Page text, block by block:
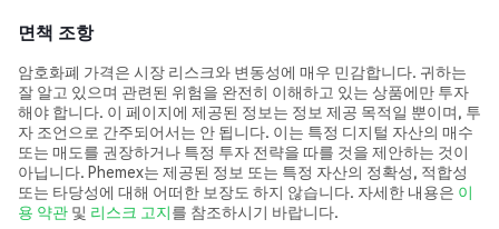
면책 조항
암호화폐 가격은 시장 리스크와 변동성에 매우 민감합니다. 귀하는
잘 알고 있으며 관련된 위험을 완전히 이해하고 있는 상품에만 투자
해야 합니다. 이 페이지에 제공된 정보는 정보 제공 목적일 뿐이며, 투
자 조언으로 간주되어서는 안 됩니다. 이는 특정 디지털 자산의 매수
또는 매도를 권장하거나 특정 투자 전략을 따를 것을 제안하는 것이
아닙니다. Phemex는 제공된 정보 또는 특정 자산의 정확성, 적합성
또는 타당성에 대해 어떠한 보장도 하지 않습니다. 자세한 내용은 이
용 약관 및 리스크 고지를 참조하시기 바랍니다.